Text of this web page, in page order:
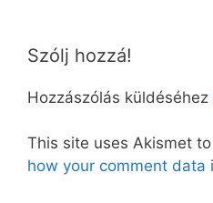
Szólj hozzá!
Hozzászólás küldéséhez
This site uses Akismet
how your comment data